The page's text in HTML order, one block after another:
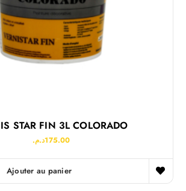
STAR FIN 3L COLORADO
175.00د.م.
Ajouter au panier